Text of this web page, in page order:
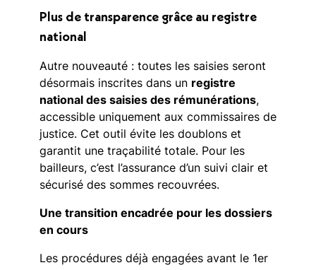
Plus de transparence grâce au registre
national
Autre nouveauté : toutes les saisies seront
désormais inscrites dans un registre
national des saisies des rémunérations,
accessible uniquement aux commissaires de
justice. Cet outil évite les doublons et
garantit une traçabilité totale. Pour les
bailleurs, c’est l’assurance d’un suivi clair et
sécurisé des sommes recouvrées.
Une transition encadrée pour les dossiers
en cours
Les procédures déjà engagées avant le 1er